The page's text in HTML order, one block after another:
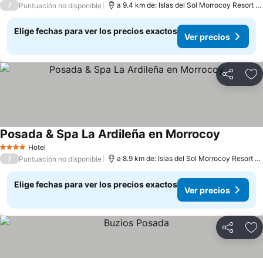
/ Puntuación no disponible a 9.4 km de: Islas del Sol Morrocoy Resort Chichiriviche
Elige fechas para ver los precios exactos
Ver precios
Compartir
4 EstrellasHotel
Posada & Spa La Ardileña en Morrocoy
/ Puntuación no disponible a 8.9 km de: Islas del Sol Morrocoy Resort Chichiriviche
Elige fechas para ver los precios exactos
Ver precios
Compartir